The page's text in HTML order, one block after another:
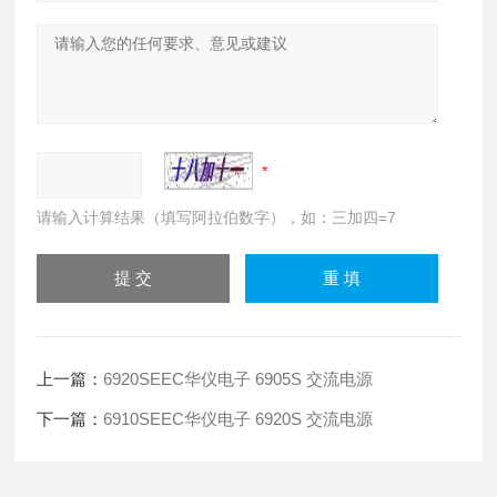
请输入计算结果（填写阿拉伯数字），如：三加四=7
上一篇：6920SEEC华仪电子 6905S 交流电源
下一篇：6910SEEC华仪电子 6920S 交流电源